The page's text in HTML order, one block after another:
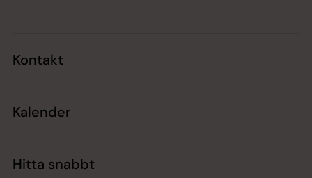
Kontakt
Kalender
Hitta snabbt